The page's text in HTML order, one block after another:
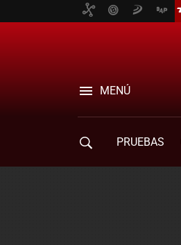
MENÚ
PRUEBAS